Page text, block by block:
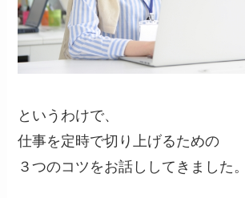
というわけで、
仕事を定時で切り上げるための
３つのコツをお話ししてきました。